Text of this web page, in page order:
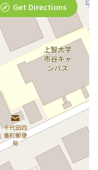
Get Directions